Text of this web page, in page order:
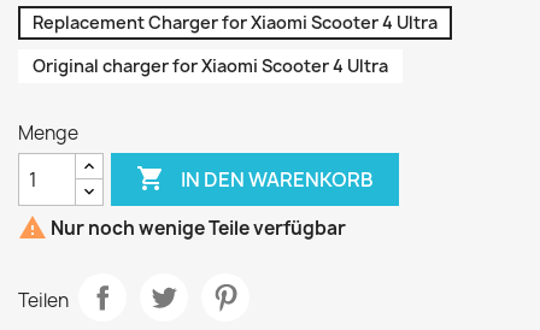
Replacement Charger for Xiaomi Scooter 4 Ultra
Original charger for Xiaomi Scooter 4 Ultra
Menge
 IN DEN WARENKORB
 Nur noch wenige Teile verfügbar
Teilen